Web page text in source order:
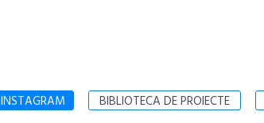
INSTAGRAM BIBLIOTECA DE PROIECTE